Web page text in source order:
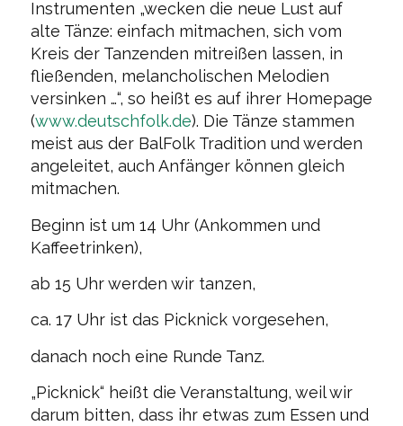
Instrumenten „wecken die neue Lust auf
alte Tänze: einfach mitmachen, sich vom
Kreis der Tanzenden mitreißen lassen, in
fließenden, melancholischen Melodien
versinken …“, so heißt es auf ihrer Homepage
(www.deutschfolk.de). Die Tänze stammen
meist aus der BalFolk Tradition und werden
angeleitet, auch Anfänger können gleich
mitmachen.
Beginn ist um 14 Uhr (Ankommen und
Kaffeetrinken),
ab 15 Uhr werden wir tanzen,
ca. 17 Uhr ist das Picknick vorgesehen,
danach noch eine Runde Tanz.
„Picknick“ heißt die Veranstaltung, weil wir
darum bitten, dass ihr etwas zum Essen und